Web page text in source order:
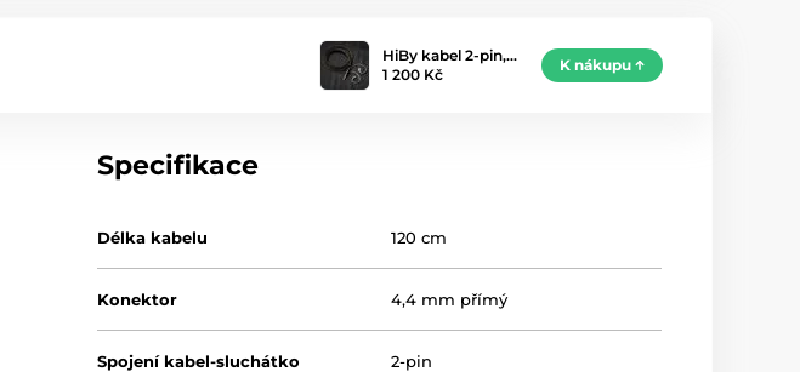
HiBy kabel 2-pin,…
1 200 Kč
K nákupu
Specifikace
Délka kabelu 120 cm
Konektor 4,4 mm přímý
Spojení kabel-sluchátko 2-pin